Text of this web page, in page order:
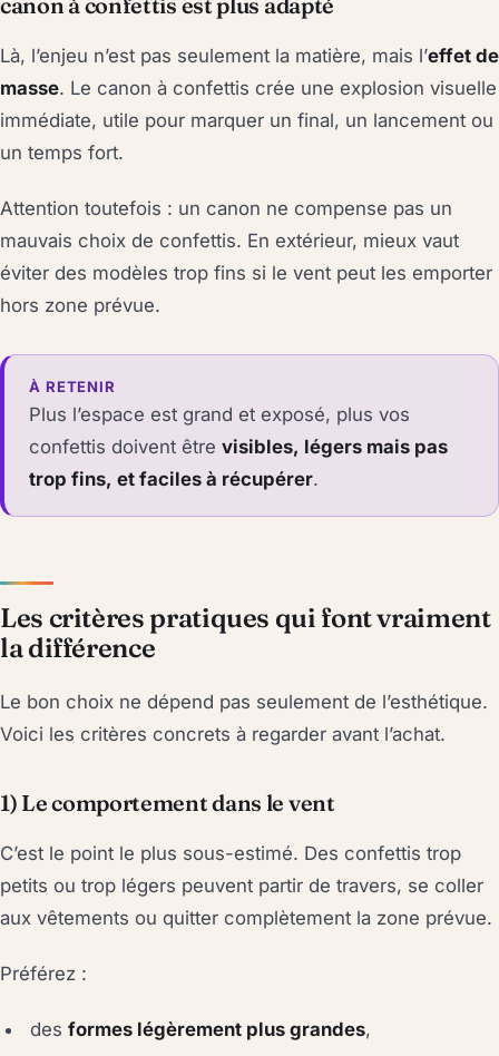
Là, l’enjeu n’est pas seulement la matière, mais l’effet de
masse. Le canon à confettis crée une explosion visuelle
immédiate, utile pour marquer un final, un lancement ou
un temps fort.
Attention toutefois : un canon ne compense pas un
mauvais choix de confettis. En extérieur, mieux vaut
éviter des modèles trop fins si le vent peut les emporter
hors zone prévue.
À RETENIR
Plus l’espace est grand et exposé, plus vos
confettis doivent êtrevisibles, légers mais pas
trop fins, et faciles à récupérer.
Les critères pratiques qui font vraiment
la différence
Le bon choix ne dépend pas seulement de l’esthétique.
Voici les critères concrets à regarder avant l’achat.
1) Le comportement dans le vent
C’est le point le plus sous-estimé. Des confettis trop
petits ou trop légers peuvent partir de travers, se coller
aux vêtements ou quitter complètement la zone prévue.
Préférez :
desformes légèrement plus grandes,